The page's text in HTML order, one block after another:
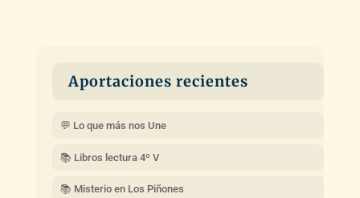
Aportaciones recientes
💬 Lo que más nos Une
📚 Libros lectura 4º V
📚 Misterio en Los Piñones